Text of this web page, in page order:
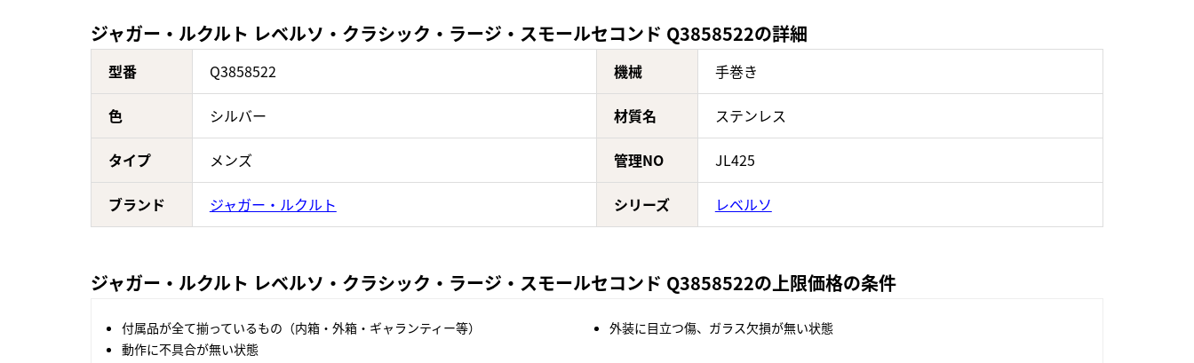
ジャガー・ルクルト レベルソ・クラシック・ラージ・スモールセコンド Q3858522の詳細
型番 Q3858522 機械 手巻き
色 シルバー 材質名 ステンレス
タイプ メンズ 管理NO JL425
ブランド ジャガー・ルクルト シリーズ レベルソ
ジャガー・ルクルト レベルソ・クラシック・ラージ・スモールセコンド Q3858522の上限価格の条件
付属品が全て揃っているもの（内箱・外箱・ギャランティー等）
外装に目立つ傷、ガラス欠損が無い状態
動作に不具合が無い状態